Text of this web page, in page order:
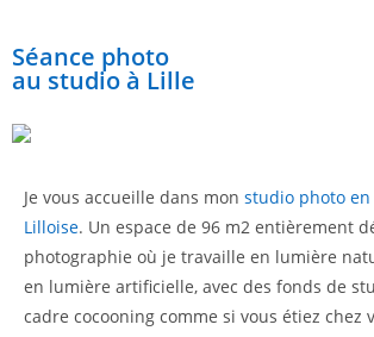
Séance photo
au studio à Lille
Je vous accueille dans mon studio photo
Lilloise. Un espace de 96 m2 entièrement
photographie où je travaille en lumière
en lumière artificielle, avec des fonds de
cadre cocooning comme si vous étiez chez